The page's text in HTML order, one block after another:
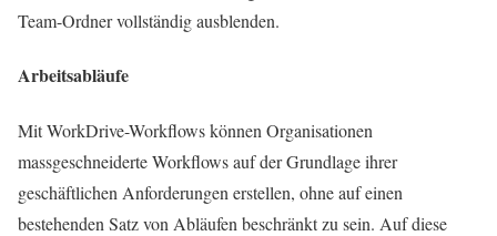
Team-Ordner vollständig ausblenden.
Arbeitsabläufe
Mit WorkDrive-Workflows können Organisationen
massgeschneiderte Workflows auf der Grundlage ihrer
geschäftlichen Anforderungen erstellen, ohne auf einen
bestehenden Satz von Abläufen beschränkt zu sein. Auf diese